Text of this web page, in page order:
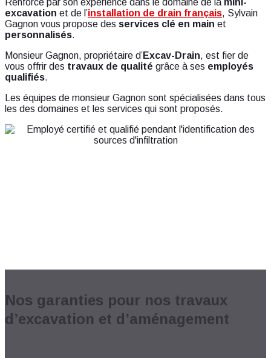
Renforcé par son expérience dans le domaine de la mini-
excavation et de l’installation de drain français, Sylvain
Gagnon vous propose des services clé en main et
personnalisés.
Monsieur Gagnon, propriétaire d’Excav-Drain, est fier de
vous offrir des travaux de qualité grâce à ses employés
qualifiés.
Les équipes de monsieur Gagnon sont spécialisées dans tous
les des domaines et les services qui sont proposés.
Nos garanties pour nos travaux
d’excavation et d’aménagement